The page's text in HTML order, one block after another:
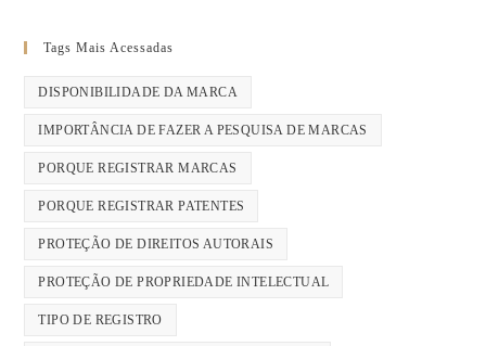
Tags Mais Acessadas
DISPONIBILIDADE DA MARCA
IMPORTÂNCIA DE FAZER A PESQUISA DE MARCAS
PORQUE REGISTRAR MARCAS
PORQUE REGISTRAR PATENTES
PROTEÇÃO DE DIREITOS AUTORAIS
PROTEÇÃO DE PROPRIEDADE INTELECTUAL
TIPO DE REGISTRO